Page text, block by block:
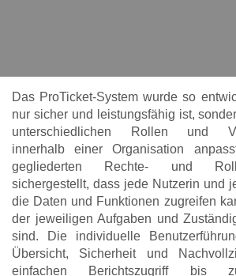
Das ProTicket-System wurde so
nur sicher und leistungsfähig ist,
unterschiedlichen Rollen und
innerhalb einer Organisation
gegliederten Rechte- und
sichergestellt, dass jede Nutzerin und
die Daten und Funktionen zugreifen
der jeweiligen Aufgaben und
sind. Die individuelle
Übersicht, Sicherheit und
einfachen Berichtszugriff bis